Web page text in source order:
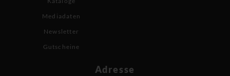
Mediadaten
Newsletter
Gutscheine
Adresse